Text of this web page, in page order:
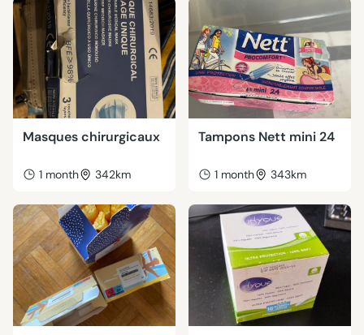
Masques chirurgicaux
1 month 342km
Tampons Nett mini 24
1 month 343km